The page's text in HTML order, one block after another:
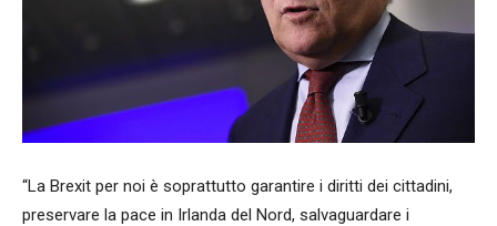
“La Brexit per noi è soprattutto garantire i diritti dei cittadini,
preservare la pace in Irlanda del Nord, salvaguardare i